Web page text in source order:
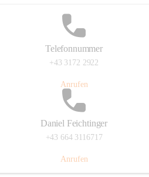
Telefonnummer
+43 3172 2922
Anrufen
Daniel Feichtinger
+43 664 3116717
Anrufen